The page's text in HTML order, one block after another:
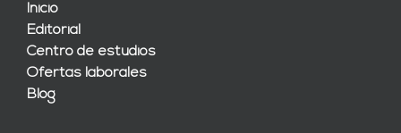
Inicio
Editorial
Centro de estudios
Ofertas laborales
Blog